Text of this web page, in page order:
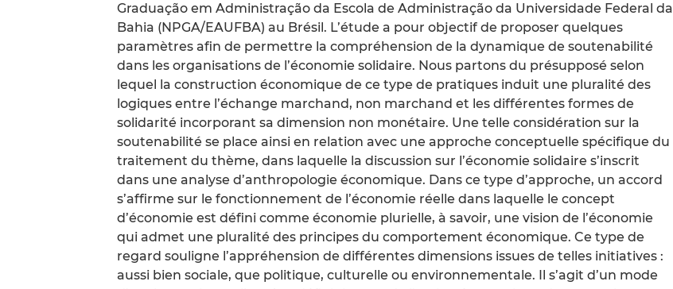
Graduação em Administração da Escola de Administração da Universidade Federal da
Bahia (NPGA/EAUFBA) au Brésil. L’étude a pour objectif de proposer quelques
paramètres afin de permettre la compréhension de la dynamique de soutenabilité
dans les organisations de l’économie solidaire. Nous partons du présupposé selon
lequel la construction économique de ce type de pratiques induit une pluralité des
logiques entre l’échange marchand, non marchand et les différentes formes de
solidarité incorporant sa dimension non monétaire. Une telle considération sur la
soutenabilité se place ainsi en relation avec une approche conceptuelle spécifique du
traitement du thème, dans laquelle la discussion sur l’économie solidaire s’inscrit
dans une analyse d’anthropologie économique. Dans ce type d’approche, un accord
s’affirme sur le fonctionnement de l’économie réelle dans laquelle le concept
d’économie est défini comme économie plurielle, à savoir, une vision de l’économie
qui admet une pluralité des principes du comportement économique. Ce type de
regard souligne l’appréhension de différentes dimensions issues de telles initiatives :
aussi bien sociale, que politique, culturelle ou environnementale. Il s’agit d’un mode